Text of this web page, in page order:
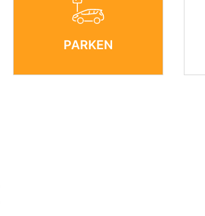
PARKEN